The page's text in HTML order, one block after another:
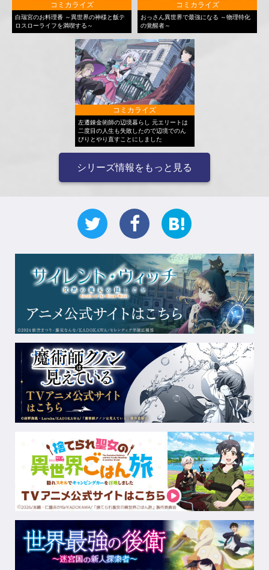
コミカライズ
白瑞宮のお料理番 ～異世界の神様と飯テ
ロスローライフを満喫する～
コミカライズ
おっさん異世界で最強になる ～物理特化
の覚醒者～
コミカライズ
左遷錬金術師の辺境暮らし 元エリートは
二度目の人生も失敗したので辺境でのん
びりとやり直すことにしました
シリーズ情報をもっと見る